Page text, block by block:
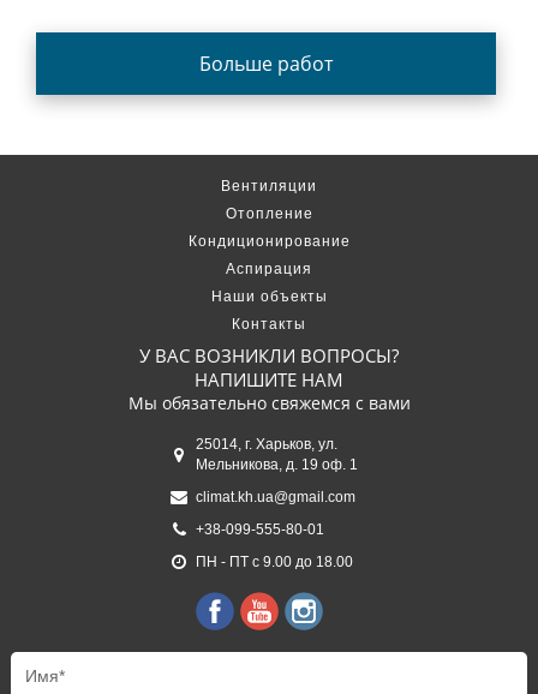
Больше работ
Вентиляции
Отопление
Кондиционирование
Аспирация
Наши объекты
Контакты
У ВАС ВОЗНИКЛИ ВОПРОСЫ?
НАПИШИТЕ НАМ
Мы обязательно свяжемся с вами
25014, г. Харьков, ул.
Мельникова, д. 19 оф. 1
climat.kh.ua@gmail.com
+38-099-555-80-01
ПН - ПТ с 9.00 до 18.00